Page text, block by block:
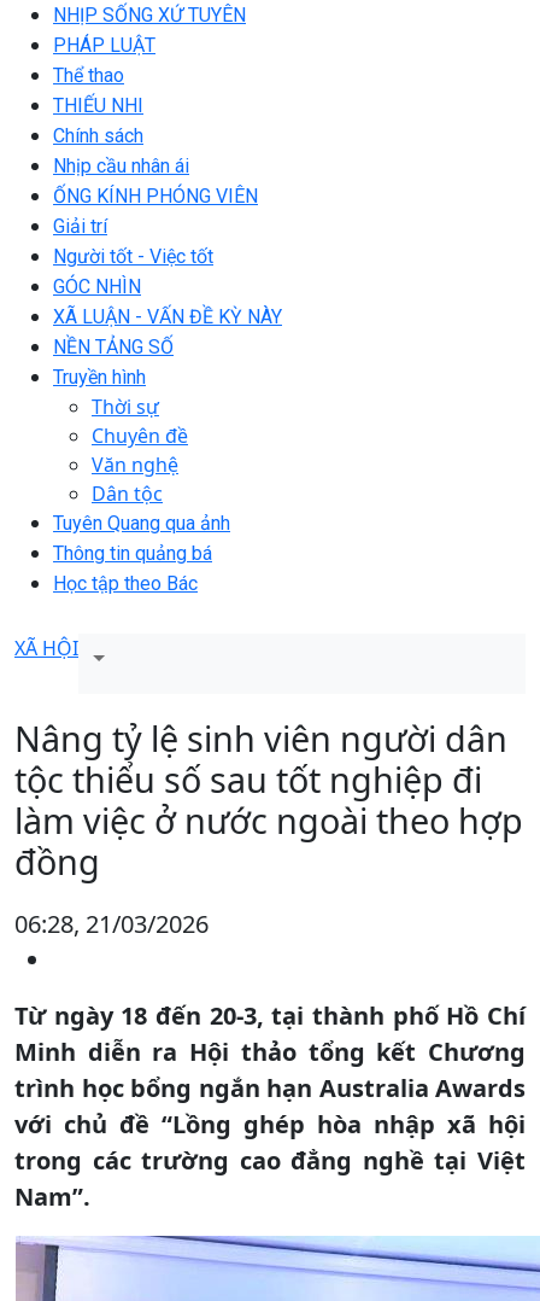
NHỊP SỐNG XỨ TUYÊN
PHÁP LUẬT
Thể thao
THIẾU NHI
Chính sách
Nhịp cầu nhân ái
ỐNG KÍNH PHÓNG VIÊN
Giải trí
Người tốt - Việc tốt
GÓC NHÌN
XÃ LUẬN - VẤN ĐỀ KỲ NÀY
NỀN TẢNG SỐ
Truyền hình
Thời sự
Chuyên đề
Văn nghệ
Dân tộc
Tuyên Quang qua ảnh
Thông tin quảng bá
Học tập theo Bác
XÃ HỘI
Nâng tỷ lệ sinh viên người dân
tộc thiểu số sau tốt nghiệp đi
làm việc ở nước ngoài theo hợp
đồng
06:28, 21/03/2026
Từ ngày 18 đến 20-3, tại thành phố Hồ Chí
Minh diễn ra Hội thảo tổng kết Chương
trình học bổng ngắn hạn Australia Awards
với chủ đề “Lồng ghép hòa nhập xã hội
trong các trường cao đẳng nghề tại Việt
Nam”.